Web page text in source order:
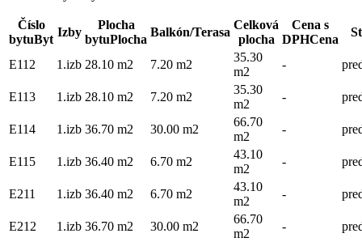
Číslo
bytuByt
Izby
Plocha
bytuPlocha
Balkón/Terasa
Celková
plocha
Cena s
DPHCena
E112 1.izb 28.10 m2 7.20 m2
35.30
m2
-
E113 1.izb 28.10 m2 7.20 m2
35.30
m2
-
E114 1.izb 36.70 m2 30.00 m2
66.70
m2
-
E115 1.izb 36.40 m2 6.70 m2
43.10
m2
-
E211 1.izb 36.40 m2 6.70 m2
43.10
m2
-
E212 1.izb 36.70 m2 30.00 m2
66.70
m2
-